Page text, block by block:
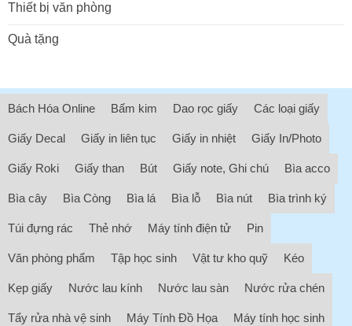
Thiết bị văn phòng
Quà tặng
Bách Hóa Online Bấm kim Dao rọc giấy Các loại giấy
Giấy Decal Giấy in liên tục Giấy in nhiệt Giấy In/Photo
Giấy Roki Giấy than Bút Giấy note, Ghi chú Bìa acco
Bìa cây Bìa Còng Bìa lá Bìa lỗ Bìa nút Bìa trình ký
Túi đựng rác Thẻ nhớ Máy tính điện tử Pin
Văn phòng phẩm Tập học sinh Vật tư kho quỹ Kéo
Kẹp giấy Nước lau kính Nước lau sàn Nước rửa chén
Tẩy rửa nhà vệ sinh Máy Tính Đồ Họa Máy tính học sinh